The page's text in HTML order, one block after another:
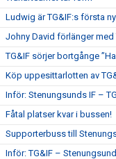
Ludwig är TG&IF:s första
Johny David förlänger med
TG&IF sörjer bortgånge
Köp uppesittarlotten av
Inför: Stenungsunds IF –
Fåtal platser kvar i bussen!
Supporterbuss till
Inför: TG&IF –